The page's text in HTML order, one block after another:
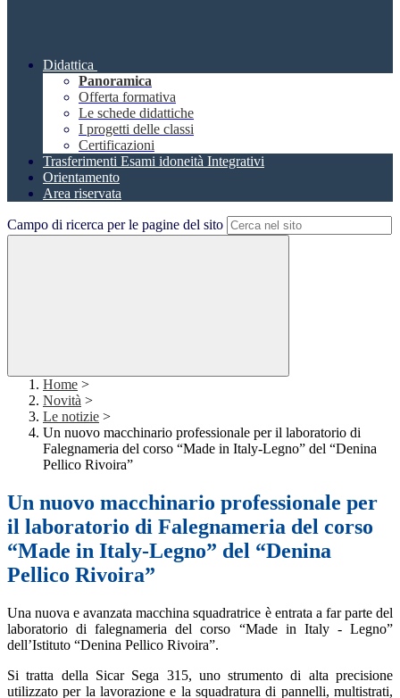
Didattica
Panoramica
Offerta formativa
Le schede didattiche
I progetti delle classi
Certificazioni
Trasferimenti Esami idoneità Integrativi
Orientamento
Area riservata
Campo di ricerca per le pagine del sito
Home >
Novità >
Le notizie >
Un nuovo macchinario professionale per il laboratorio di
Falegnameria del corso “Made in Italy-Legno” del “Denina
Pellico Rivoira”
Un nuovo macchinario professionale per
il laboratorio di Falegnameria del corso
“Made in Italy-Legno” del “Denina
Pellico Rivoira”
Una nuova e avanzata macchina squadratrice è entrata a far parte del
laboratorio di falegnameria del corso “Made in Italy - Legno”
dell’Istituto “Denina Pellico Rivoira”.
Si tratta della Sicar Sega 315, uno strumento di alta precisione
utilizzato per la lavorazione e la squadratura di pannelli, multistrati,